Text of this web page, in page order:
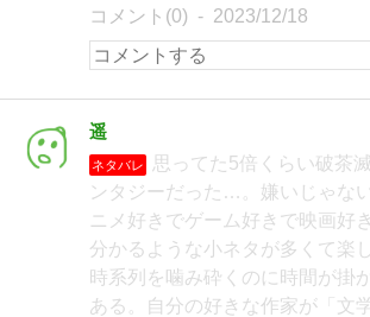
コメント(0) 2023/12/18
遥
ネタバレ
思ってた5倍くらい破茶
ンタジーだった…。嫌いじゃな
ニメ好きでゲーム好きで映画好
分かるような小ネタが多くて楽
時系列を噛み砕くのに時間が掛
ある。自分の好きな作家が「文